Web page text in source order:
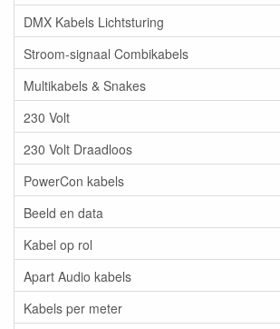
DMX Kabels Lichtsturing
Stroom-signaal Combikabels
Multikabels & Snakes
230 Volt
230 Volt Draadloos
PowerCon kabels
Beeld en data
Kabel op rol
Apart Audio kabels
Kabels per meter